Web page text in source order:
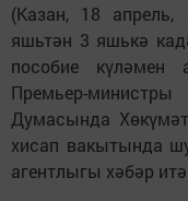
(Казан, 18 апрель,
яшьтән 3 яшькә
пособие күләмен
Премьер-
Думасында
хисап вакытында
агентлыгы хәбәр